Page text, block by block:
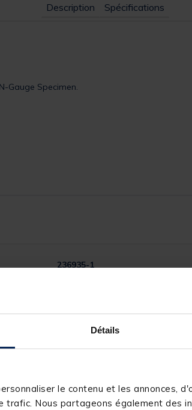
Détails
le contenu et les annonces,
trafic. Nous partageons également des
Description Spécifications
Gauge Specimen.
236935-1
n/a
n/a
n/a